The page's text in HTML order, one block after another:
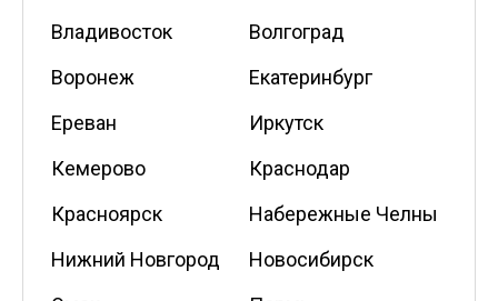
Владивосток
Волгоград
Воронеж
Екатеринбург
Ереван
Иркутск
Кемерово
Краснодар
Красноярск
Набережные Челны
Нижний Новгород
Новосибирск